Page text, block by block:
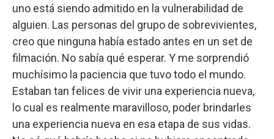
uno está siendo admitido en la vulnerabilidad de
alguien. Las personas del grupo de sobrevivientes,
creo que ninguna había estado antes en un set de
filmación. No sabía qué esperar. Y me sorprendió
muchísimo la paciencia que tuvo todo el mundo.
Estaban tan felices de vivir una experiencia nueva,
lo cual es realmente maravilloso, poder brindarles
una experiencia nueva en esa etapa de sus vidas.